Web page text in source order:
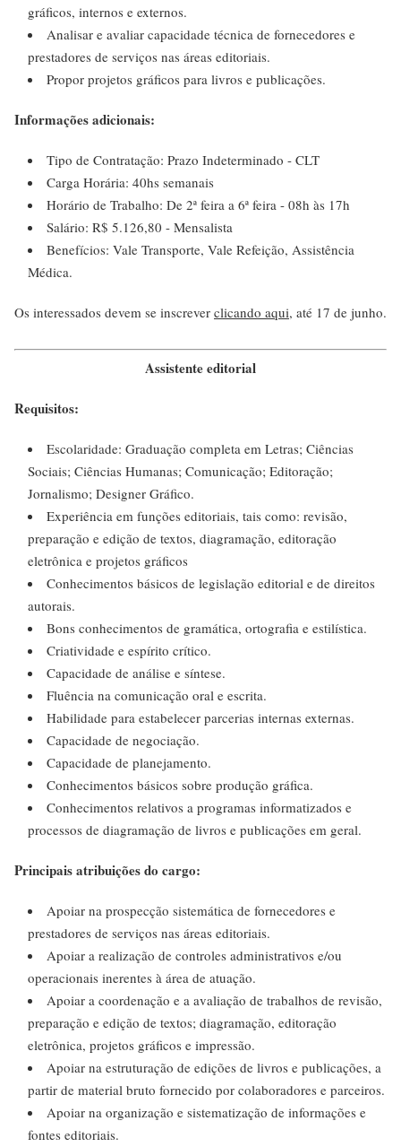
gráficos, internos e externos.
Analisar e avaliar capacidade técnica de fornecedores e
prestadores de serviços nas áreas editoriais.
Propor projetos gráficos para livros e publicações.
Informações adicionais:
Tipo de Contratação: Prazo Indeterminado - CLT
Carga Horária: 40hs semanais
Horário de Trabalho: De 2ª feira a 6ª feira - 08h às 17h
Salário: R$ 5.126,80 - Mensalista
Benefícios: Vale Transporte, Vale Refeição, Assistência
Médica.
Os interessados devem se inscrever clicando aqui, até 17 de junho.
Assistente editorial
Requisitos:
Escolaridade: Graduação completa em Letras; Ciências
Sociais; Ciências Humanas; Comunicação; Editoração;
Jornalismo; Designer Gráfico.
Experiência em funções editoriais, tais como: revisão,
preparação e edição de textos, diagramação, editoração
eletrônica e projetos gráficos
Conhecimentos básicos de legislação editorial e de direitos
autorais.
Bons conhecimentos de gramática, ortografia e estilística.
Criatividade e espírito crítico.
Capacidade de análise e síntese.
Fluência na comunicação oral e escrita.
Habilidade para estabelecer parcerias internas externas.
Capacidade de negociação.
Capacidade de planejamento.
Conhecimentos básicos sobre produção gráfica.
Conhecimentos relativos a programas informatizados e
processos de diagramação de livros e publicações em geral.
Principais atribuições do cargo:
Apoiar na prospecção sistemática de fornecedores e
prestadores de serviços nas áreas editoriais.
Apoiar a realização de controles administrativos e/ou
operacionais inerentes à área de atuação.
Apoiar a coordenação e a avaliação de trabalhos de revisão,
preparação e edição de textos; diagramação, editoração
eletrônica, projetos gráficos e impressão.
Apoiar na estruturação de edições de livros e publicações, a
partir de material bruto fornecido por colaboradores e parceiros.
Apoiar na organização e sistematização de informações e
fontes editoriais.